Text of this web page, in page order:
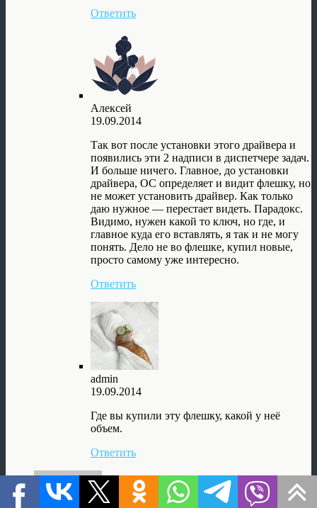
Ответить
Алексей
19.09.2014
Так вот после установки этого драйвера и
появились эти 2 надписи в диспетчере задач.
И больше ничего. Главное, до установки
драйвера, ОС определяет и видит флешку, но
не может установить драйвер. Как только
даю нужное — перестает видеть. Парадокс.
Видимо, нужен какой то ключ, но где, и
главное куда его вставлять, я так и не могу
понять. Дело не во флешке, купил новые,
просто самому уже интересно.
Ответить
admin
19.09.2014
Где вы купили эту флешку, какой у неё
объем.
Ответить